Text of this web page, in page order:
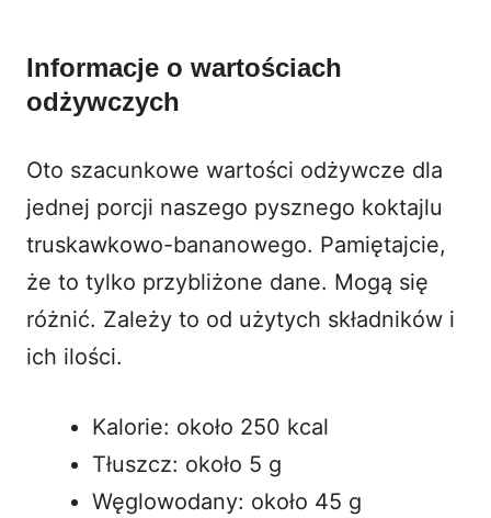
Informacje o wartościach
odżywczych
Oto szacunkowe wartości odżywcze dla
jednej porcji naszego pysznego koktajlu
truskawkowo-bananowego. Pamiętajcie,
że to tylko przybliżone dane. Mogą się
różnić. Zależy to od użytych składników i
ich ilości.
Kalorie: około 250 kcal
Tłuszcz: około 5 g
Węglowodany: około 45 g